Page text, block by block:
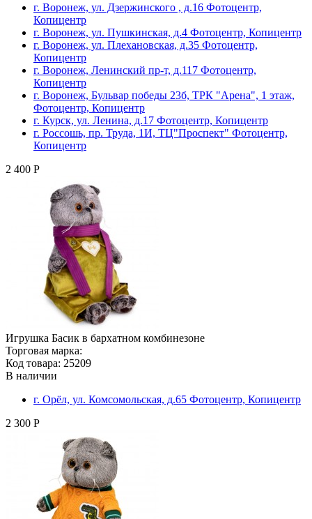
г. Воронеж, ул. Дзержинского , д.16 Фотоцентр,
Копицентр
г. Воронеж, ул. Пушкинская, д.4 Фотоцентр, Копицентр
г. Воронеж, ул. Плехановская, д.35 Фотоцентр,
Копицентр
г. Воронеж, Ленинский пр-т, д.117 Фотоцентр,
Копицентр
г. Воронеж, Бульвар победы 23б, ТРК "Арена", 1 этаж,
Фотоцентр, Копицентр
г. Курск, ул. Ленина, д.17 Фотоцентр, Копицентр
г. Россошь, пр. Труда, 1И, ТЦ"Проспект" Фотоцентр,
Копицентр
2 400 Р
Игрушка Басик в бархатном комбинезоне
Торговая марка:
Код товара: 25209
В наличии
г. Орёл, ул. Комсомольская, д.65 Фотоцентр, Копицентр
2 300 Р